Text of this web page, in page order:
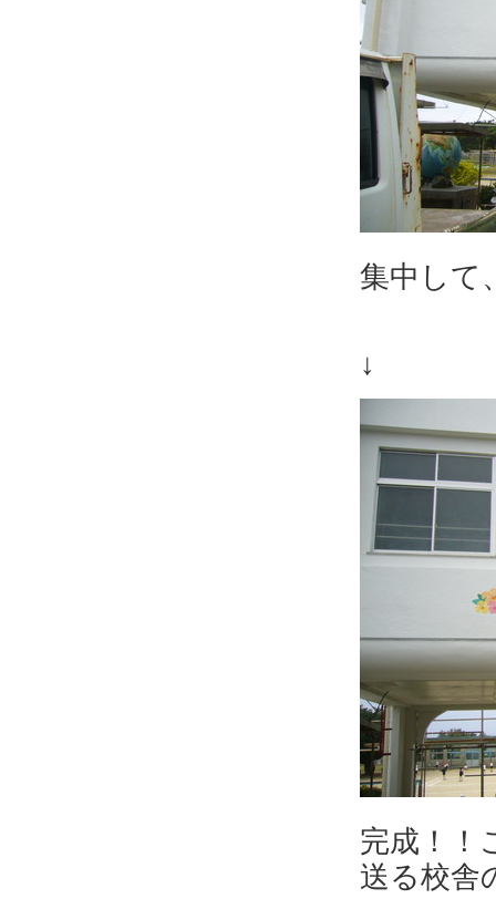
集中して
↓
完成！！
送る校舎